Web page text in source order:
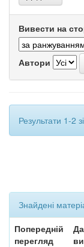
Вивести на
Автори
Результати 1-2
Знайдені
Попередній
перегляд